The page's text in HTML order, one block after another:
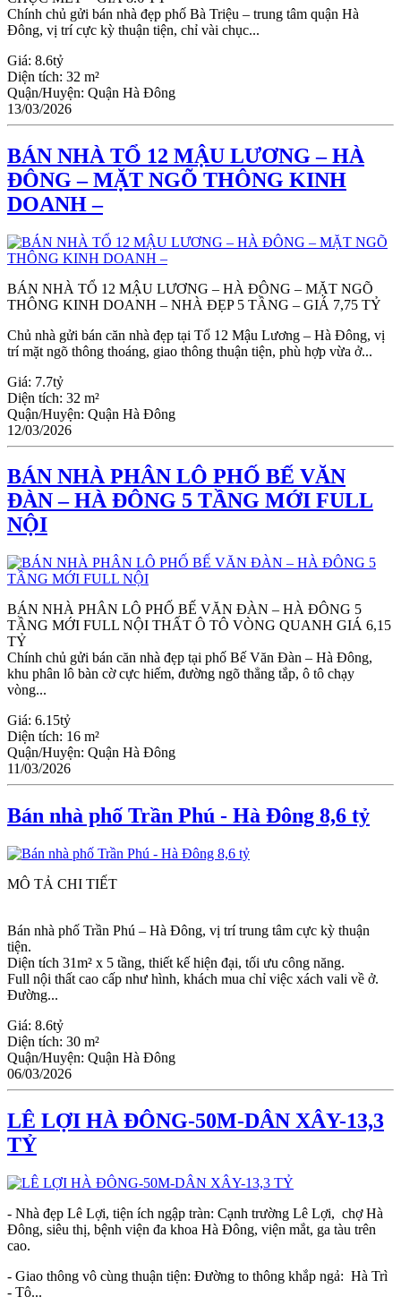
Chính chủ gửi bán nhà đẹp phố Bà Triệu – trung tâm quận Hà
Đông, vị trí cực kỳ thuận tiện, chỉ vài chục...
Giá: 8.6tỷ
Diện tích: 32 m²
Quận/Huyện: Quận Hà Đông
13/03/2026
BÁN NHÀ TỔ 12 MẬU LƯƠNG – HÀ
ĐÔNG – MẶT NGÕ THÔNG KINH
DOANH –
BÁN NHÀ TỔ 12 MẬU LƯƠNG – HÀ ĐÔNG – MẶT NGÕ
THÔNG KINH DOANH – NHÀ ĐẸP 5 TẦNG – GIÁ 7,75 TỶ
Chủ nhà gửi bán căn nhà đẹp tại Tổ 12 Mậu Lương – Hà Đông, vị
trí mặt ngõ thông thoáng, giao thông thuận tiện, phù hợp vừa ở...
Giá: 7.7tỷ
Diện tích: 32 m²
Quận/Huyện: Quận Hà Đông
12/03/2026
BÁN NHÀ PHÂN LÔ PHỐ BẾ VĂN
ĐÀN – HÀ ĐÔNG 5 TẦNG MỚI FULL
NỘI
BÁN NHÀ PHÂN LÔ PHỐ BẾ VĂN ĐÀN – HÀ ĐÔNG 5
TẦNG MỚI FULL NỘI THẤT Ô TÔ VÒNG QUANH GIÁ 6,15
TỶ
Chính chủ gửi bán căn nhà đẹp tại phố Bế Văn Đàn – Hà Đông,
khu phân lô bàn cờ cực hiếm, đường ngõ thẳng tắp, ô tô chạy
vòng...
Giá: 6.15tỷ
Diện tích: 16 m²
Quận/Huyện: Quận Hà Đông
11/03/2026
Bán nhà phố Trần Phú - Hà Đông 8,6 tỷ
MÔ TẢ CHI TIẾT
Bán nhà phố Trần Phú – Hà Đông, vị trí trung tâm cực kỳ thuận
tiện.
Diện tích 31m² x 5 tầng, thiết kế hiện đại, tối ưu công năng.
Full nội thất cao cấp như hình, khách mua chỉ việc xách vali về ở.
Đường...
Giá: 8.6tỷ
Diện tích: 30 m²
Quận/Huyện: Quận Hà Đông
06/03/2026
LÊ LỢI HÀ ĐÔNG-50M-DÂN XÂY-13,3
TỶ
- Nhà đẹp Lê Lợi, tiện ích ngập tràn: Cạnh trường Lê Lợi, chợ Hà
Đông, siêu thị, bệnh viện đa khoa Hà Đông, viện mắt, ga tàu trên
cao.
- Giao thông vô cùng thuận tiện: Đường to thông khắp ngả: Hà Trì
- Tô...